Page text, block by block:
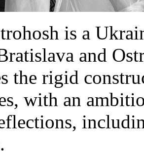
is a
and
the rigid
with an